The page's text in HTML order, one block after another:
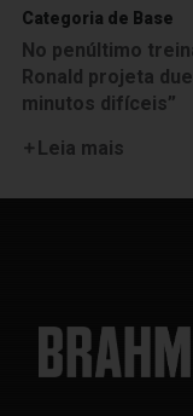
Categoria de Base
No penúltimo
Ronald projeta
minutos difíceis”
Leia mais